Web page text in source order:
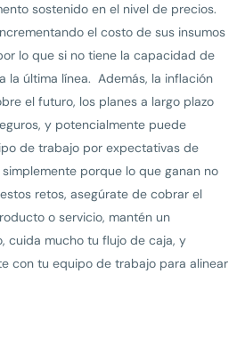
sostenido en el nivel de precios.
el costo de sus insumos
lo que si no tiene la capacidad de
la última línea. Además, la inflación
el futuro, los planes a largo plazo
y potencialmente puede
de trabajo por expectativas de
porque lo que ganan no
retos, asegúrate de cobrar el
o servicio, mantén un
cuida mucho tu flujo de caja, y
con tu equipo de trabajo para alinear